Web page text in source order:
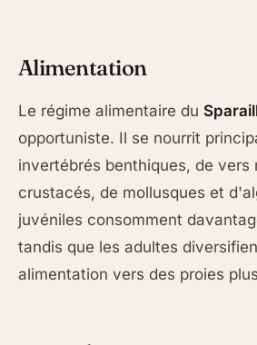
Alimentation
Le régime alimentaire du
opportuniste. Il se nourrit
invertébrés benthiques, de vers
crustacés, de mollusques et
juvéniles consomment
tandis que les adultes
alimentation vers des proies